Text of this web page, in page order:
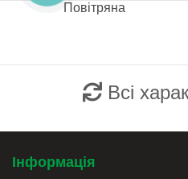
Повітряна
Всі
Інформація